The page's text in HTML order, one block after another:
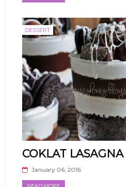
DESSERT
COKLAT LASAGNA
January 06, 2016